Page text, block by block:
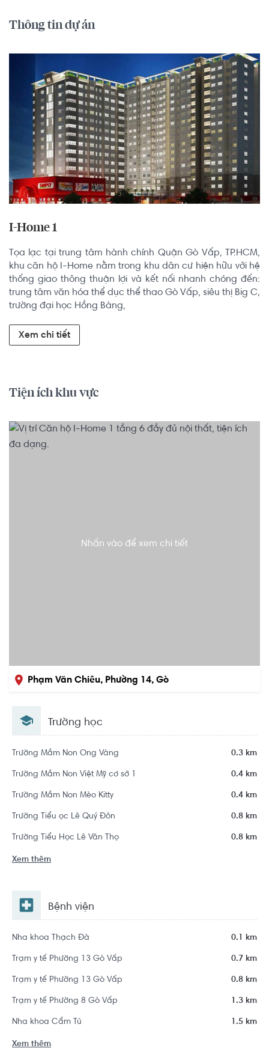
Thông tin dự án
I-Home 1
Tọa lạc tại trung tâm hành chính Quận Gò Vấp, TP.HCM,
khu căn hộ I-Home nằm trong khu dân cư hiện hữu với hệ
thống giao thông thuận lợi và kết nối nhanh chóng đến:
trung tâm văn hóa thể dục thể thao Gò Vấp, siêu thị Big C,
trường đại học Hồng Bàng,
Xem chi tiết
Tiện ích khu vực
Nhấn vào để xem chi tiết
Phạm Văn Chiêu, Phường 14, Gò
Trường học
Trường Mầm Non Ong Vàng 0.3 km
Trường Mầm Non Việt Mỹ cơ sở 1 0.4 km
Trường Mầm Non Mèo Kitty 0.4 km
Trường Tiểu ọc Lê Quý Đôn 0.8 km
Trường Tiểu Học Lê Văn Thọ 0.8 km
Xem thêm
Bệnh viện
Nha khoa Thạch Đà 0.1 km
Trạm y tế Phường 13 Gò Vấp 0.7 km
Trạm y tế Phường 13 Gò Vấp 0.8 km
Trạm y tế Phường 8 Gò Vấp 1.3 km
Nha khoa Cẩm Tú 1.5 km
Xem thêm